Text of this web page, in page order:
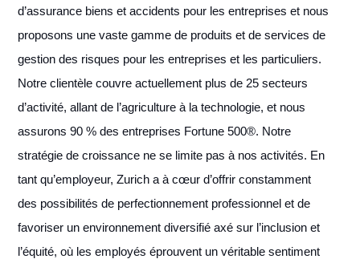
d’assurance biens et accidents pour les entreprises et nous
proposons une vaste gamme de produits et de services de
gestion des risques pour les entreprises et les particuliers.
Notre clientèle couvre actuellement plus de 25 secteurs
d’activité, allant de l’agriculture à la technologie, et nous
assurons 90 % des entreprises Fortune 500®. Notre
stratégie de croissance ne se limite pas à nos activités. En
tant qu’employeur, Zurich a à cœur d’offrir constamment
des possibilités de perfectionnement professionnel et de
favoriser un environnement diversifié axé sur l’inclusion et
l’équité, où les employés éprouvent un véritable sentiment